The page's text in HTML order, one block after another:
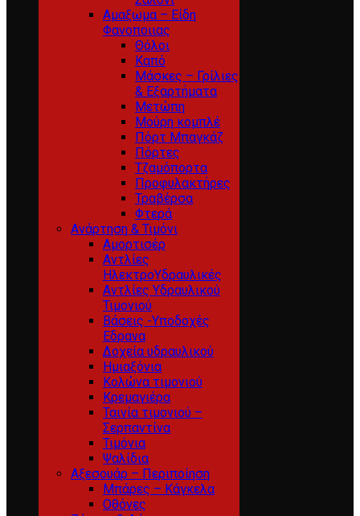
Αμαξωμα – Είδη
Φανοποιιας
Θόλοι
Καπό
Μάσκες – Γρίλιες
& Εξαρτήματα
Μετώπη
Μούρη κομπλέ
Πόρτ Μπαγκάζ
Πόρτες
Τζαμόπορτα
Προφυλακτήρες
Τραβέρσα
Φτερά
Ανάρτηση & Τιμόνι
Αμορτισέρ
Αντλίες
ΗλεκτροΥδραυλικές
Αντλίες Υδραυλικού
Τιμονιού
Βάσεις -Υποδοχές
Εδρανα
Δοχεία υδραυλικού
Ημιαξόνια
Κολώνα τιμονιού
Κρεμαγιέρα
Ταινία τιμονιού –
Σερπαντίνα
Τιμόνια
Ψαλίδια
Αξεσουάρ – Περιποίηση
Μπάρες – Κάγκελα
Οθόνες